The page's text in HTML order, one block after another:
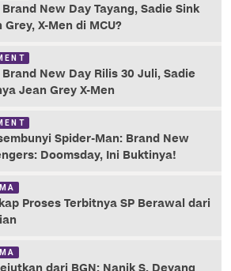
New Day Tayang, Sadie Sink
X-Men di MCU?
New Day Rilis 30 Juli, Sadie
Jean Grey X-Men
Spider-Man: Brand New
Doomsday, Ini Buktinya!
Proses Terbitnya SP Berawal dari